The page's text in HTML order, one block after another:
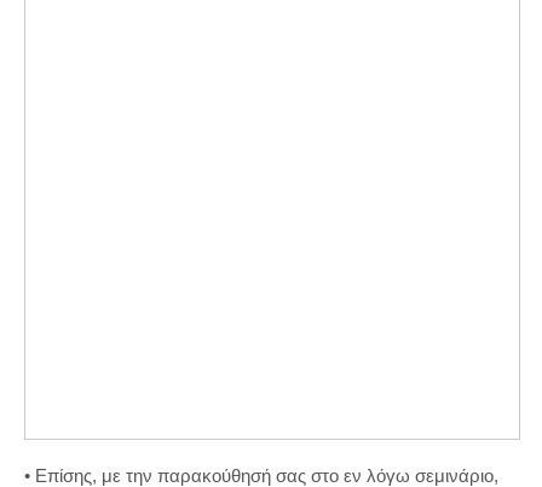
• Επίσης, με την παρακούθησή σας στο εν λόγω σεμινάριο,